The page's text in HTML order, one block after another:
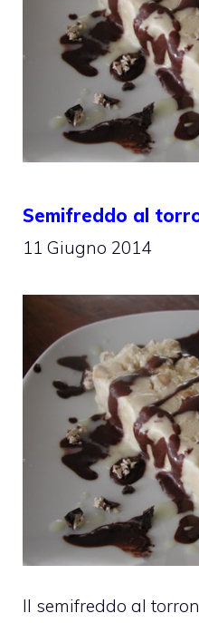
Semifreddo al
11 Giugno 2014
Il semifreddo al